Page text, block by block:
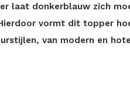
laat donkerblauw zich
vormt dit topper
van modern en